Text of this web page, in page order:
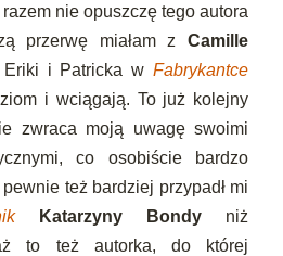
nie opuszczę tego autora
przerwę miałam z Camille
Eriki i Patricka w Fabrykantce
i wciągają. To już kolejny
zwraca moją uwagę swoimi
co osobiście bardzo
też bardziej przypadł mi
Katarzyny Bondy niż
to też autorka, do której